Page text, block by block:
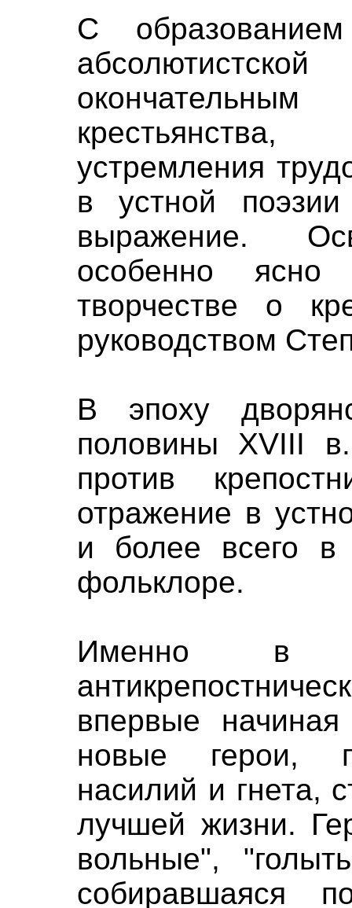
С
устремления
в устной
выражение.
особенно
творчестве о
руководством
В эпоху
половины XVIII
против
отражение в
и более всего в
фольклоре.
Именно в
впервые
новые герои,
насилий и гнета,
лучшей жизни.
вольные",
собиравшаяся